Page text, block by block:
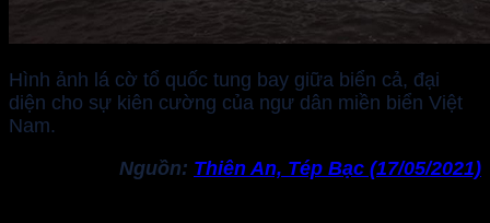
Hình ảnh lá cờ tổ quốc tung bay giữa biển cả, đại
diện cho sự kiên cường của ngư dân miền biển Việt
Nam.
Nguồn: Thiên An, Tép Bạc (17/05/2021)